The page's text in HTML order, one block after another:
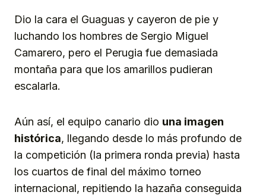
Dio la cara el Guaguas y cayeron de pie y
luchando los hombres de Sergio Miguel
Camarero, pero el Perugia fue demasiada
montaña para que los amarillos pudieran
escalarla.
Aún así, el equipo canario dio una imagen
histórica, llegando desde lo más profundo de
la competición (la primera ronda previa) hasta
los cuartos de final del máximo torneo
internacional, repitiendo la hazaña conseguida